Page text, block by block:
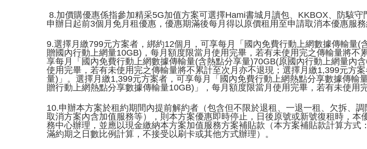
8.加價購優惠係指參加精采5G加值方案可選擇Hami書城月讀包、KKBOX、防駭
申辦日起前3個月免月租優惠，優惠期滿後每月得以原價租用至申請取消本優惠服
9.選擇月繳799元方案者，綁約12個月，可享每月「國內免費行動上網數據傳輸量
贈國內行動上網量10GB)，每月額度限當月使用完畢，若有未使用完之傳輸量將
享每月「國內免費行動上網數據傳輸量(含熱點分享量)70GB(原國內行動上網量內
使用完畢，若有未使用完之傳輸量將不累計至次月亦不退現；選擇月繳1,399元方
量)」。選擇月繳1,399元方案者，可享每月「國內免費行動上網熱點分享數據傳輸
贈行動上網熱點分享數據傳輸量10GB)」，每月額度限當月使用完畢，若有未使用
10.申辦本方案於租約期間內提前解約者（包含但不限於退租、一退一租、欠拆、
取消方案內含加值服務等），則本方案優惠即時停止，日後原號或新號復租時，
務中心辦理，並應以現金繳納本方案加值服務方案補貼款（本方案補貼款計算方
滿約期之日數比例計算，不接受以刷卡或其他方式辦理）。